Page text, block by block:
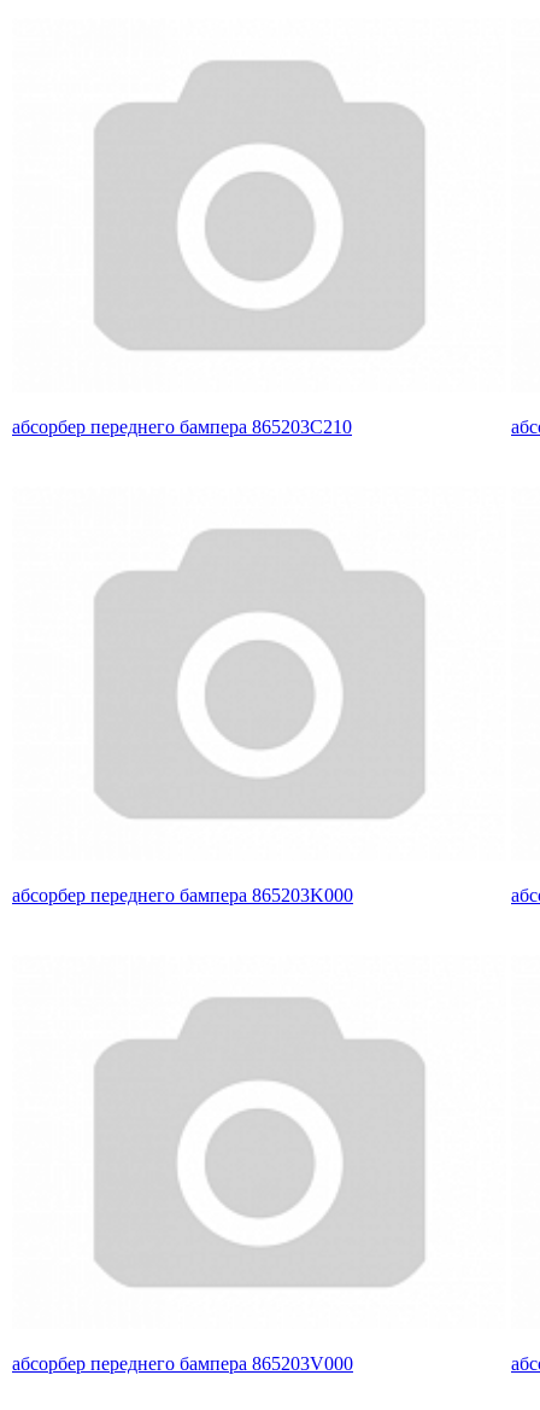
абсорбер переднего бампера 865203C210
абсорбер переднего бампера 865203K000
абсорбер переднего бампера 865203V000